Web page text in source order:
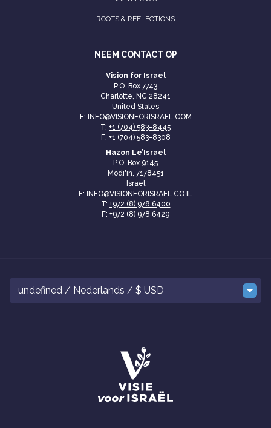
ROOTS & REFLECTIONS
NEEM CONTACT OP
Vision for Israel
P.O. Box 7743
Charlotte, NC 28241
United States
E:
INFO@VISIONFORISRAEL.COM
T: +1 (704) 583-8445
F: +1 (704) 583-8308
Hazon Le’Israel
P.O. Box 9145
Modi'in, 7178451
Israel
E:
INFO@VISIONFORISRAEL.CO.IL
T: +972 (8) 978 6400
F: +972 (8) 978 6429
undefined / Nederlands / $ USD